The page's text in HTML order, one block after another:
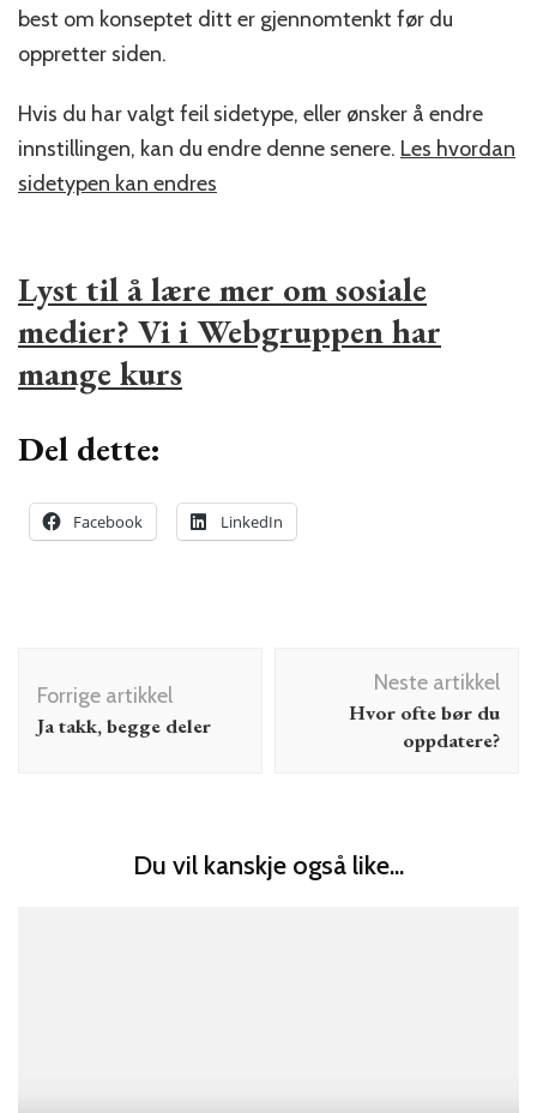
best om konseptet ditt er gjennomtenkt før du
oppretter siden.
Hvis du har valgt feil sidetype, eller ønsker å endre
innstillingen, kan du endre denne senere. Les hvordan
sidetypen kan endres
Lyst til å lære mer om sosiale
medier? Vi i Webgruppen har
mange kurs
Del dette:
Facebook LinkedIn
Forrige artikkel
Ja takk, begge deler
Neste artikkel
Hvor ofte bør du
oppdatere?
Du vil kanskje også like...